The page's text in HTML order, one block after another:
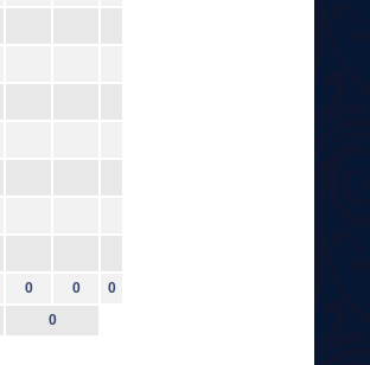
0 0
0
0